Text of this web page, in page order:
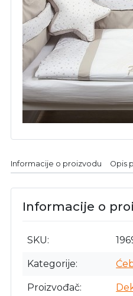
Informacije o proizvodu Opis
Informacije o
SKU
Kategorije
Proizvođač